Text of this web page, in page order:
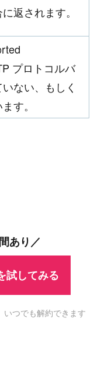
返されます。
プロトコルバ
ない、もしく
す。
あり／
試してみる
つでも解約できます